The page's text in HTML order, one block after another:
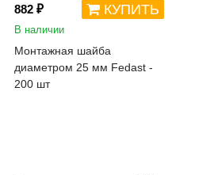
882 ₽ КУПИТЬ
В наличии
Монтажная шайба
диаметром 25 мм Fedast -
200 шт